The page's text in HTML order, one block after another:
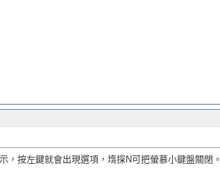
，按左鍵就會出現選項，堶探N可把螢慕小鍵盤關閉。